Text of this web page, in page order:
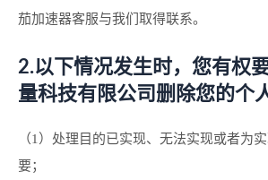
茄加速器客服与我们取得联系。
2.以下情况发生时，您有权
量科技有限公司删除您的个
（1）处理目的已实现、无法实现或者为
要；